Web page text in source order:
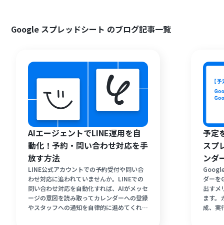
Google スプレッドシート のブログ記事一覧
AIエージェントでLINE運用を自
動化！予約・問い合わせ対応を手
放す方法
LINE公式アカウントでの予約受付や問い合
わせ対応に追われていませんか。LINEでの
問い合わせ対応を自動化すれば、AIがメッセ
ージの意図を読み取ってカレンダーへの登録
やスタッフへの通知を自律的に進めてくれま
予定
スプ
ンダ
ダーを
出すメ
ます。
成、実